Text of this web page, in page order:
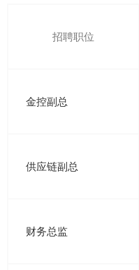
招聘职位
金控副总
供应链副总
财务总监